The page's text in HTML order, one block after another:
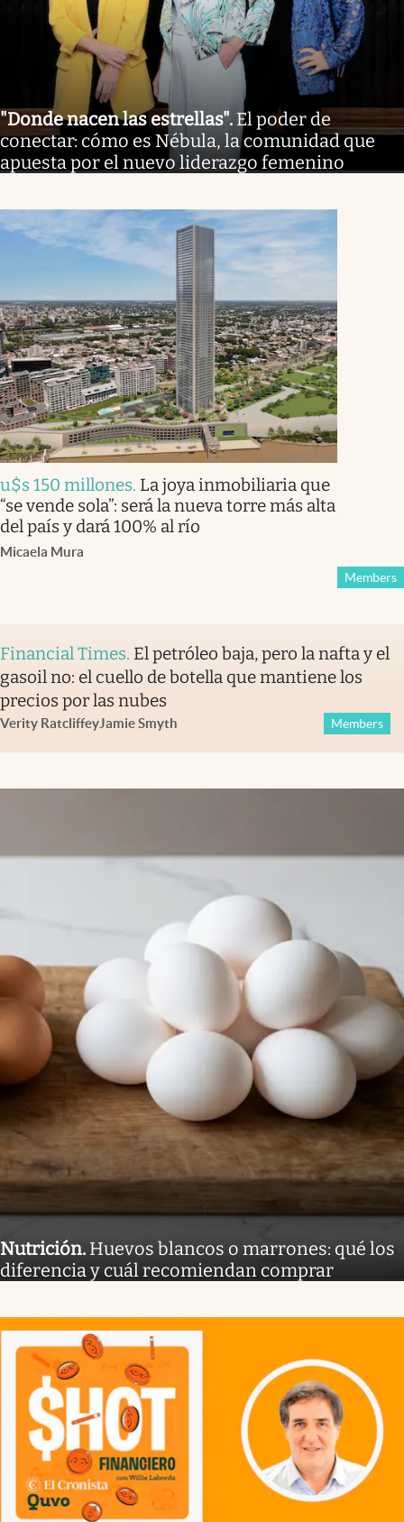
"Donde nacen las estrellas". El poder de
conectar: cómo es Nébula, la comunidad que
apuesta por el nuevo liderazgo femenino
u$s 150 millones. La joya inmobiliaria que
“se vende sola”: será la nueva torre más alta
del país y dará 100% al río
Micaela Mura
Members
Financial Times. El petróleo baja, pero la nafta y el
gasoil no: el cuello de botella que mantiene los
precios por las nubes
Verity RatcliffeyJamie Smyth Members
Nutrición. Huevos blancos o marrones: qué los
diferencia y cuál recomiendan comprar